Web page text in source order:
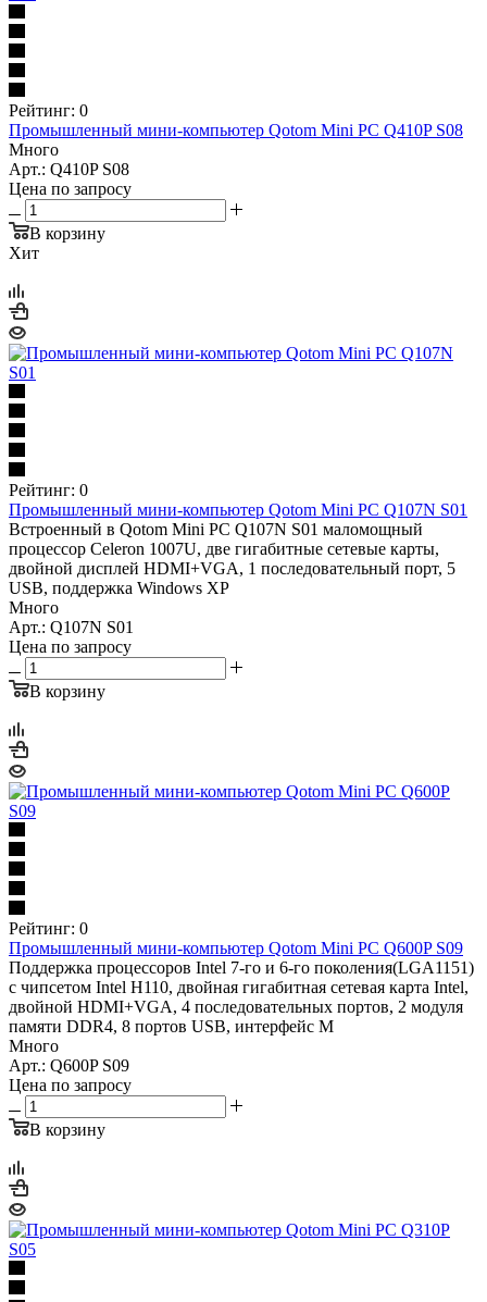
Рейтинг: 0
Промышленный мини-компьютер Qotom Mini PC Q410P S08
Много
Арт.: Q410P S08
Цена по запросу
В корзину
Хит
Рейтинг: 0
Промышленный мини-компьютер Qotom Mini PC Q107N S01
Встроенный в Qotom Mini PC Q107N S01 маломощный
процессор Celeron 1007U, две гигабитные сетевые карты,
двойной дисплей HDMI+VGA, 1 последовательный порт, 5
USB, поддержка Windows XP
Много
Арт.: Q107N S01
Цена по запросу
В корзину
Рейтинг: 0
Промышленный мини-компьютер Qotom Mini PC Q600P S09
Поддержка процессоров Intel 7-го и 6-го поколения(LGA1151)
с чипсетом Intel H110, двойная гигабитная сетевая карта Intel,
двойной HDMI+VGA, 4 последовательных портов, 2 модуля
памяти DDR4, 8 портов USB, интерфейс M
Много
Арт.: Q600P S09
Цена по запросу
В корзину